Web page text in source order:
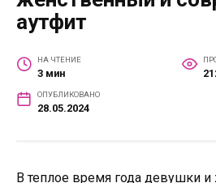
аутфит
НА ЧТЕНИЕ
3 мин
ОПУБЛИКОВАНО
28.05.2024
В теплое время года девушки